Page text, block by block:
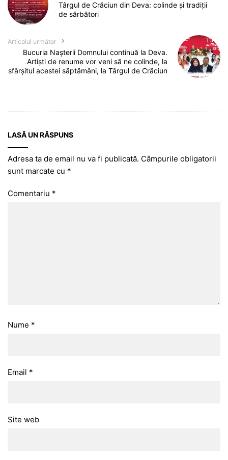
Târgul de Crăciun din Deva: colinde și tradiții
de sărbători
Articolul următor
Bucuria Nașterii Domnului continuă la Deva.
Artiști de renume vor veni să ne colinde, la
sfârșitul acestei săptămâni, la Târgul de Crăciun
LASĂ UN RĂSPUNS
Adresa ta de email nu va fi publicată. Câmpurile obligatorii
sunt marcate cu *
Comentariu *
Nume *
Email *
Site web